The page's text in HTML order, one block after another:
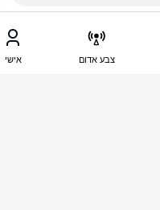
צבע אדום אישי